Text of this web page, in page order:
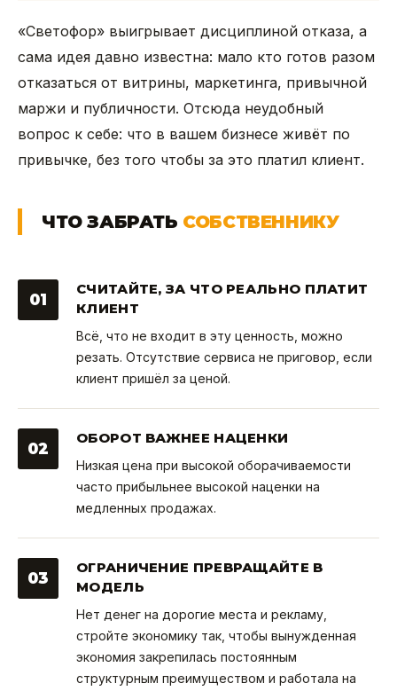
«Светофор» выигрывает дисциплиной отказа, а
сама идея давно известна: мало кто готов разом
отказаться от витрины, маркетинга, привычной
маржи и публичности. Отсюда неудобный
вопрос к себе: что в вашем бизнесе живёт по
привычке, без того чтобы за это платил клиент.
ЧТО ЗАБРАТЬ СОБСТВЕННИКУ
01
СЧИТАЙТЕ, ЗА ЧТО РЕАЛЬНО ПЛАТИТ
КЛИЕНТ
Всё, что не входит в эту ценность, можно
резать. Отсутствие сервиса не приговор, если
клиент пришёл за ценой.
02
ОБОРОТ ВАЖНЕЕ НАЦЕНКИ
Низкая цена при высокой оборачиваемости
часто прибыльнее высокой наценки на
медленных продажах.
03
ОГРАНИЧЕНИЕ ПРЕВРАЩАЙТЕ В
МОДЕЛЬ
Нет денег на дорогие места и рекламу,
стройте экономику так, чтобы вынужденная
экономия закрепилась постоянным
структурным преимуществом и работала на